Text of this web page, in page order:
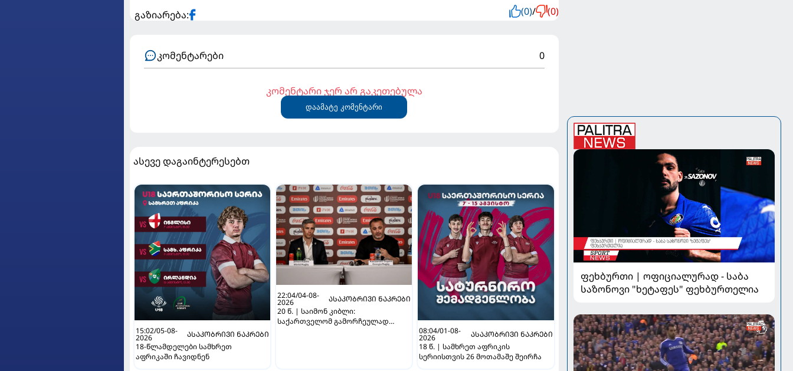
გაზიარება: (0)/ (0)
კომენტარები 0
კომენტარი ჯერ არ გაკეთებულა
დაამატე კომენტარი
ასევე დაგაინტერესებთ
15:02/05-08-
2026
ᲐᲡᲐᲙᲝᲑᲠᲘᲕᲘ ᲜᲐᲙᲠᲔᲑᲘ
18-წლამდელები სამხრეთ
აფრიკაში ჩავიდნენ
22:04/04-08-
2026
ᲐᲡᲐᲙᲝᲑᲠᲘᲕᲘ ᲜᲐᲙᲠᲔᲑᲘ
20 წ. | საიმონ კიბლი:
საქართველომ გამორჩეულად
08:04/01-08-
2026
ᲐᲡᲐᲙᲝᲑᲠᲘᲕᲘ ᲜᲐᲙᲠᲔᲑᲘ
18 წ. | სამხრეთ აფრიკის
სერიისთვის 26 მოთამაშე შეირჩა
ფეხბურთი | ოფიციალურად - საბა
საზონოვი "ხეტაფეს" ფეხბურთელია